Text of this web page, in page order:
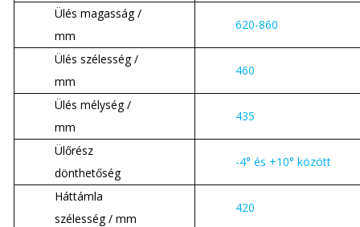
Ülés magasság /
mm
620-860
Ülés szélesség /
mm
460
Ülés mélység /
mm
435
Ülőrész
dönthetőség
-4° és +10° között
Háttámla
szélesség / mm
420